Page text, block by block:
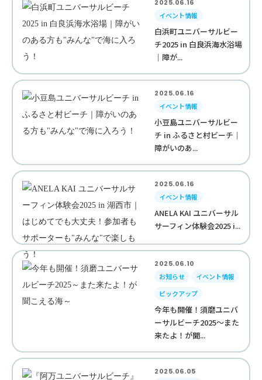
2025.06.16
イベント情報
白浜町ユニバーサルビー
チ2025 in 白良浜海水浴場
｜障が...
2025.06.16
イベント情報
小豆島ユニバーサルビー
チ in ふるさと村ビーチ｜
障がいのあ...
2025.06.16
イベント情報
ANELA KAI ユニバーサル
サーフィン体験会2025 i...
2025.06.10
お知らせ
イベント情報
ピックアップ
今年も開催！須磨ユニバ
ーサルビーチ2025～また
来たよ！が聞...
2025.06.05